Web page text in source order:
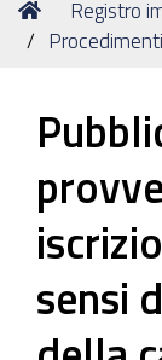
Commercio
di
sei
Home
Registro
sensi